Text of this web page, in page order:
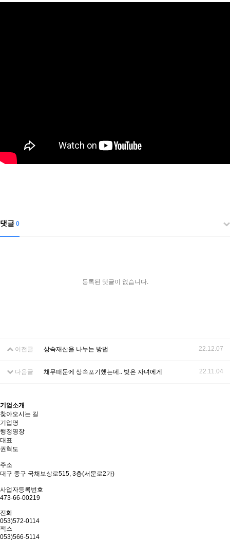
댓글 0
등록된 댓글이 없습니다.
이전글 상속재산을 나누는 방법 22.12.07
다음글 채무때문에 상속포기했는데.. 빚은 자녀에게 22.11.04
기업소개
찾아오시는 길
기업명
행정명장
대표
권혁도
주소
대구 중구 국채보상로515, 3층(서문로2가)
사업자등록번호
473-66-00219
전화
053)572-0114
팩스
053)566-5114